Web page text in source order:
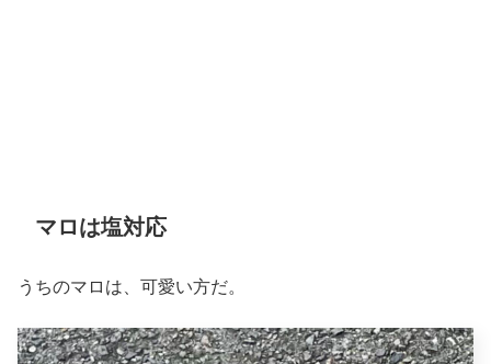
マロは塩対応
うちのマロは、可愛い方だ。